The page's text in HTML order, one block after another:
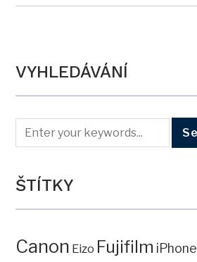
VYHLEDÁVÁNÍ
ŠTÍTKY
Canon Eizo Fujifilm iPhone